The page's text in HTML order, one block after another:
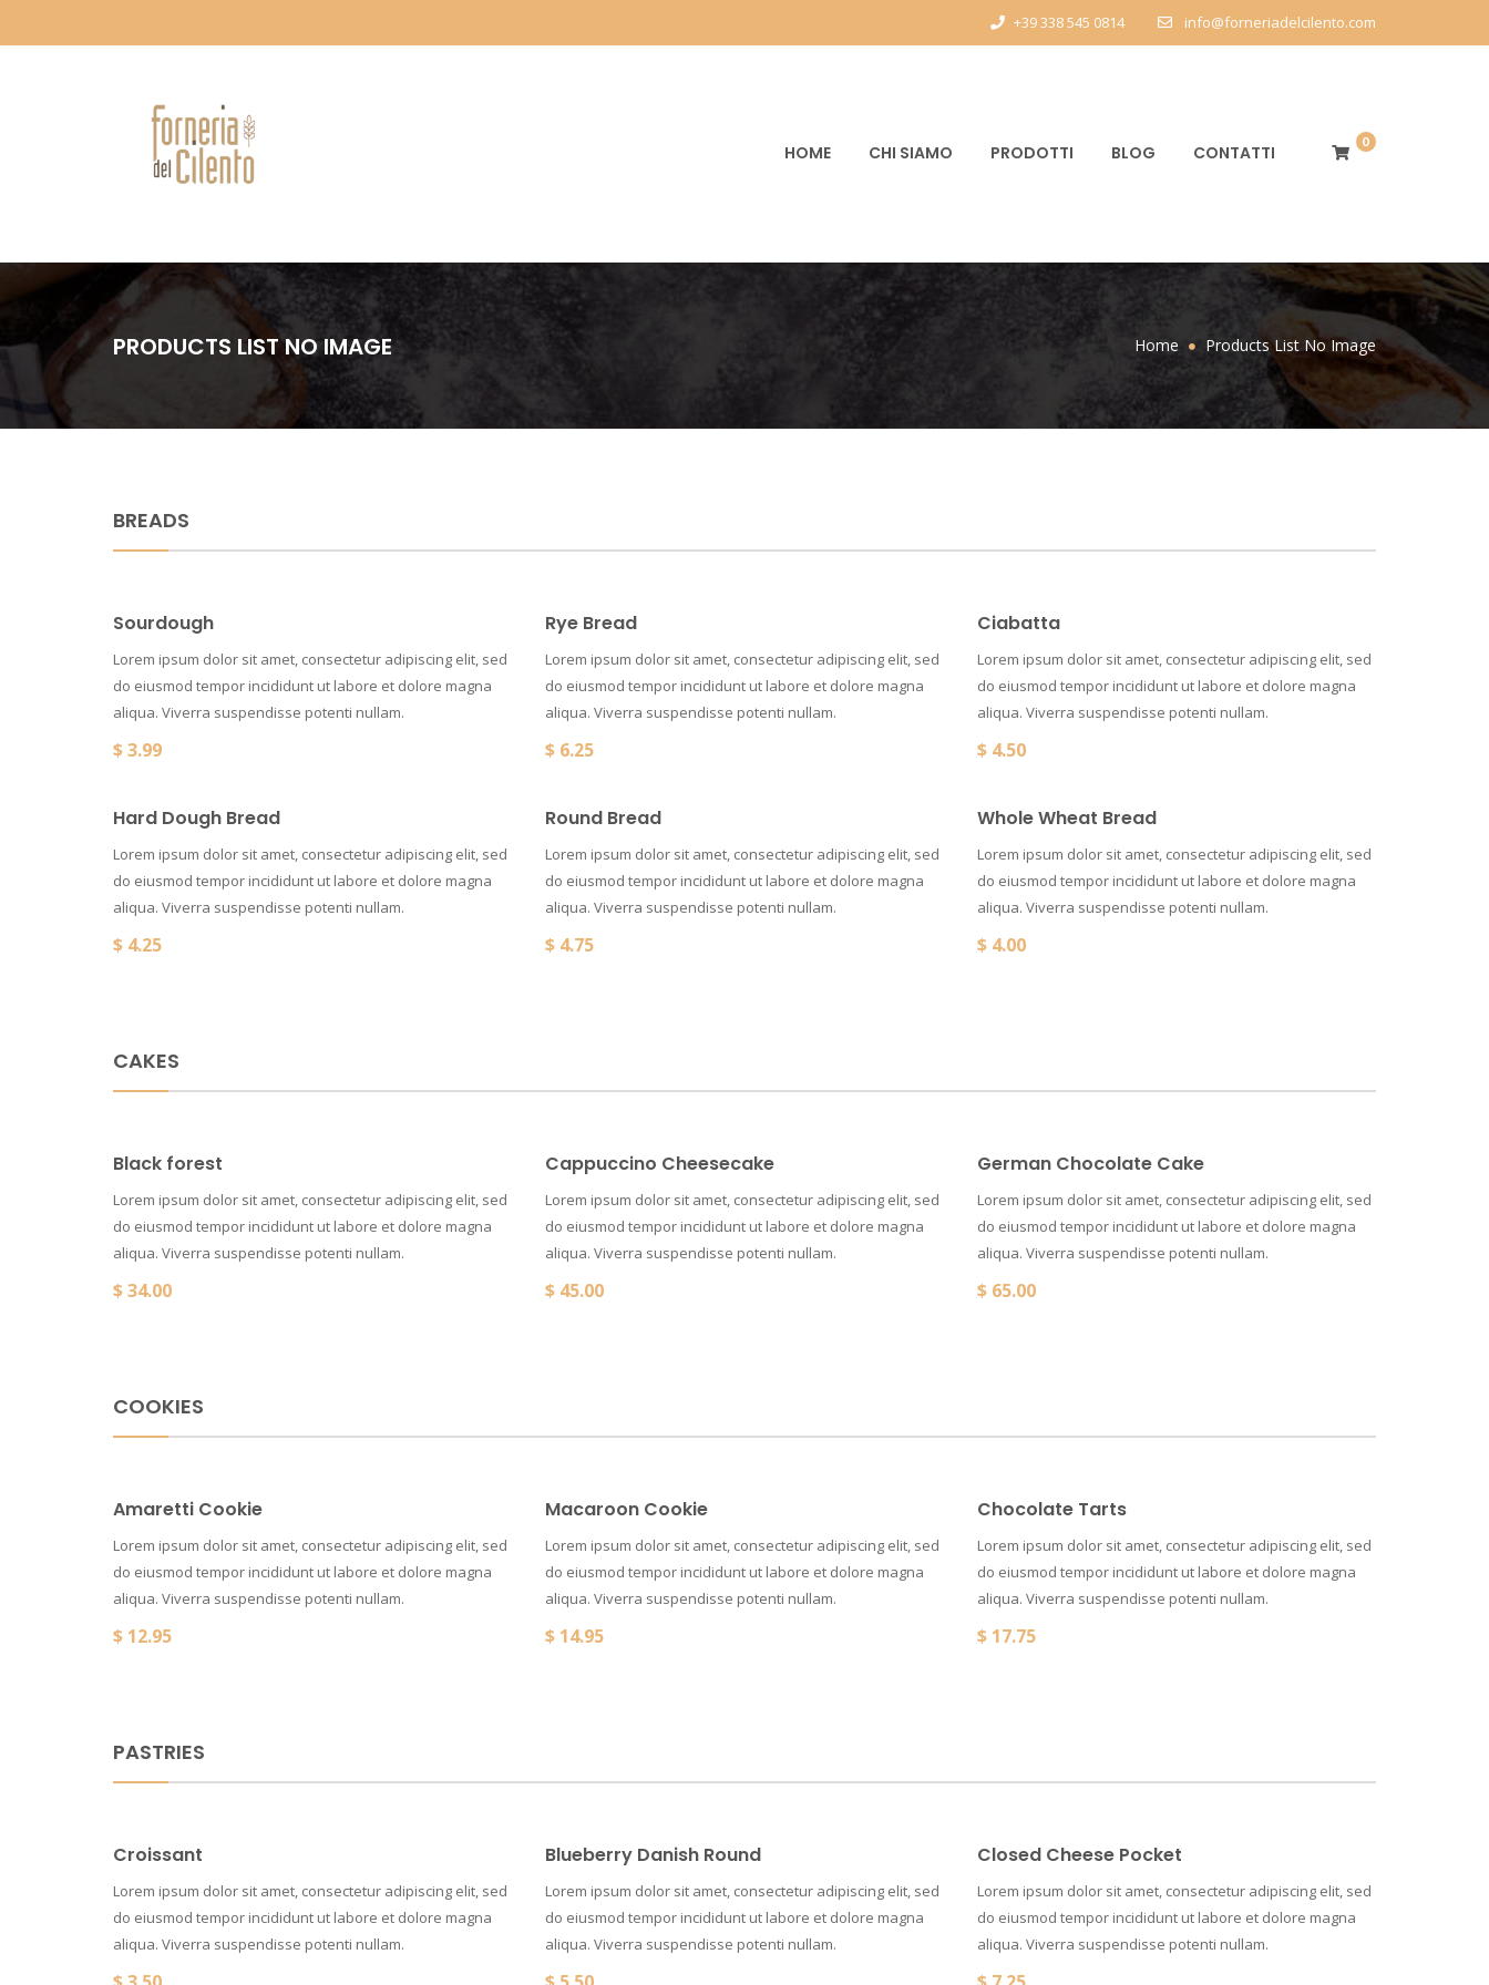
+39 338 545 0814 info@forneriadelcilento.com
HOME CHI SIAMO PRODOTTI BLOG CONTATTI 0
PRODUCTS LIST NO IMAGE Home Products List No Image
BREADS
Sourdough
Lorem ipsum dolor sit amet, consectetur adipiscing elit, sed
do eiusmod tempor incididunt ut labore et dolore magna
aliqua. Viverra suspendisse potenti nullam.
$3.99
Hard Dough Bread
Lorem ipsum dolor sit amet, consectetur adipiscing elit, sed
do eiusmod tempor incididunt ut labore et dolore magna
aliqua. Viverra suspendisse potenti nullam.
$ 4.25
Rye Bread
Lorem ipsum dolor sit amet, consectetur adipiscing elit, sed
do eiusmod tempor incididunt ut labore et dolore magna
aliqua. Viverra suspendisse potenti nullam.
$ 6.25
Round Bread
Lorem ipsum dolor sit amet, consectetur adipiscing elit, sed
do eiusmod tempor incididunt ut labore et dolore magna
aliqua. Viverra suspendisse potenti nullam.
$ 4.75
Ciabatta
Lorem ipsum dolor sit amet, consectetur adipiscing elit, sed
do eiusmod tempor incididunt ut labore et dolore magna
aliqua. Viverra suspendisse potenti nullam.
$ 4.50
Whole Wheat Bread
Lorem ipsum dolor sit amet, consectetur adipiscing elit, sed
do eiusmod tempor incididunt ut labore et dolore magna
aliqua. Viverra suspendisse potenti nullam.
$ 4.00
CAKES
Black forest
Lorem ipsum dolor sit amet, consectetur adipiscing elit, sed
do eiusmod tempor incididunt ut labore et dolore magna
aliqua. Viverra suspendisse potenti nullam.
$34.00
Cappuccino Cheesecake
Lorem ipsum dolor sit amet, consectetur adipiscing elit, sed
do eiusmod tempor incididunt ut labore et dolore magna
aliqua. Viverra suspendisse potenti nullam.
$ 45.00
German Chocolate Cake
Lorem ipsum dolor sit amet, consectetur adipiscing elit, sed
do eiusmod tempor incididunt ut labore et dolore magna
aliqua. Viverra suspendisse potenti nullam.
$ 65.00
COOKIES
Amaretti Cookie
Lorem ipsum dolor sit amet, consectetur adipiscing elit, sed
do eiusmod tempor incididunt ut labore et dolore magna
aliqua. Viverra suspendisse potenti nullam.
$ 12.95
Macaroon Cookie
Lorem ipsum dolor sit amet, consectetur adipiscing elit, sed
do eiusmod tempor incididunt ut labore et dolore magna
aliqua. Viverra suspendisse potenti nullam.
$ 14.95
Chocolate Tarts
Lorem ipsum dolor sit amet, consectetur adipiscing elit, sed
do eiusmod tempor incididunt ut labore et dolore magna
aliqua. Viverra suspendisse potenti nullam.
$ 17.75
PASTRIES
Croissant
Lorem ipsum dolor sit amet, consectetur adipiscing elit, sed
do eiusmod tempor incididunt ut labore et dolore magna
aliqua. Viverra suspendisse potenti nullam.
Blueberry Danish Round
Lorem ipsum dolor sit amet, consectetur adipiscing elit, sed
do eiusmod tempor incididunt ut labore et dolore magna
aliqua. Viverra suspendisse potenti nullam.
Closed Cheese Pocket
Lorem ipsum dolor sit amet, consectetur adipiscing elit, sed
do eiusmod tempor incididunt ut labore et dolore magna
aliqua. Viverra suspendisse potenti nullam.